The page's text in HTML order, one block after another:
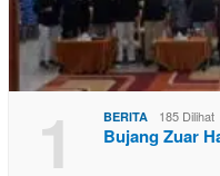
1 BERITA 185 Dilihat
Bujang Zuar